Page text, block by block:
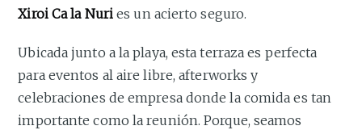
Xiroi Ca la Nuri es un acierto seguro.
Ubicada junto a la playa, esta terraza es perfecta
para eventos al aire libre, afterworks y
celebraciones de empresa donde la comida es tan
importante como la reunión. Porque, seamos